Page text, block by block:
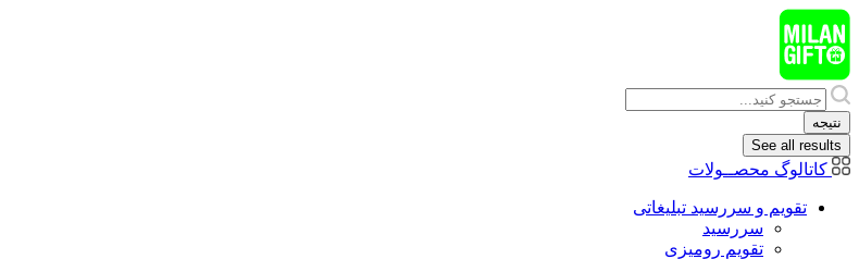
پرش
به
محتوا
Search
...
نتیجه
See all results
کاتالوگ محصــولات
تقویم و سررسید تبلیغاتی
سررسید
تقویم رومیزی